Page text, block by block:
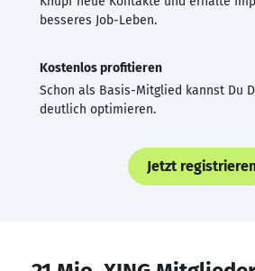
besseres Job-Leben.
Kostenlos profitieren
Schon als Basis-Mitglied kannst Du
deutlich optimieren.
Jetzt